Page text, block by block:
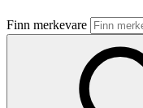
Butikker
Mat og drikke
Finn merkevare